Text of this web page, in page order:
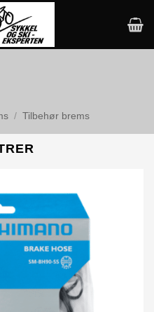
/ Tilbehør brems